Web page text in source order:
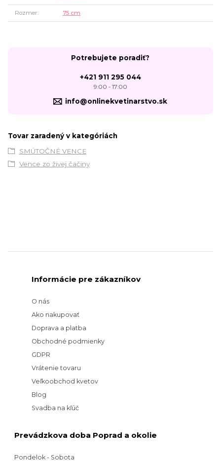
Rozmer 75 cm
Potrebujete poradiť?
+421 911 295 044
9:00 - 17:00
info@onlinekvetinarstvo.sk
Tovar zaradený v kategóriách
SMÚTOČNÉ VENCE
Vence zo živej čačiny
Informácie pre zákazníkov
O nás
Ako nakupovať
Doprava a platba
Obchodné podmienky
GDPR
Vrátenie tovaru
Veľkoobchod kvetov
Blog
Svadba na kľúč
Prevádzkova doba Poprad a okolie
Pondelok - Sobota